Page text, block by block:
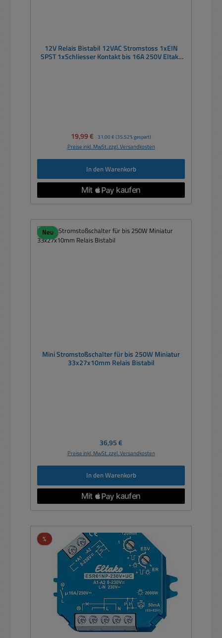
12V Relais Bistabil 12VAC Stromstoss 1xEIN
SPST 1xSchliesser Kontakt bis 16A 250V Eltako
Verkaufspreis:
19,99 € Regulärer Preis:
31,00 € (35.52% gespart)
Preise inkl. MwSt. zzgl. Versandkosten
In den Warenkorb
Neu
Mini Stromstoßschalter für bis 250W Miniatur
33x27x10mm Relais Bistabil
Regulärer Preis:
36,95 €
Preise inkl. MwSt. zzgl. Versandkosten
In den Warenkorb
%Rabatt